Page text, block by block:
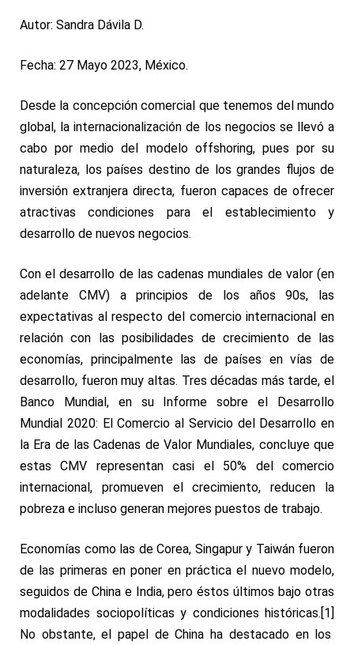
Autor: Sandra Dávila D.
Fecha: 27 Mayo 2023, México.
Desde la concepción comercial que tenemos del mundo
global, la internacionalización de los negocios se llevó a
cabo por medio del modelo offshoring, pues por su
naturaleza, los países destino de los grandes flujos de
inversión extranjera directa, fueron capaces de ofrecer
atractivas condiciones para el establecimiento y
desarrollo de nuevos negocios.
Con el desarrollo de las cadenas mundiales de valor (en
adelante CMV) a principios de los años 90s, las
expectativas al respecto del comercio internacional en
relación con las posibilidades de crecimiento de las
economías, principalmente las de países en vías de
desarrollo, fueron muy altas. Tres décadas más tarde, el
Banco Mundial, en su
Informe sobre el Desarrollo
Mundial 2020: El Comercio al Servicio del Desarrollo en
la Era de las Cadenas de Valor Mundiales, concluye que
estas CMV representan casi el 50% del comercio
internacional, promueven el crecimiento, reducen la
pobreza e incluso generan mejores puestos de trabajo.
Economías como las de Corea, Singapur y Taiwán fueron
de las primeras en poner en práctica el nuevo modelo,
seguidos de China e India, pero éstos últimos bajo otras
modalidades sociopolíticas y condiciones históricas.[1]
No obstante, el papel de China ha destacado en los